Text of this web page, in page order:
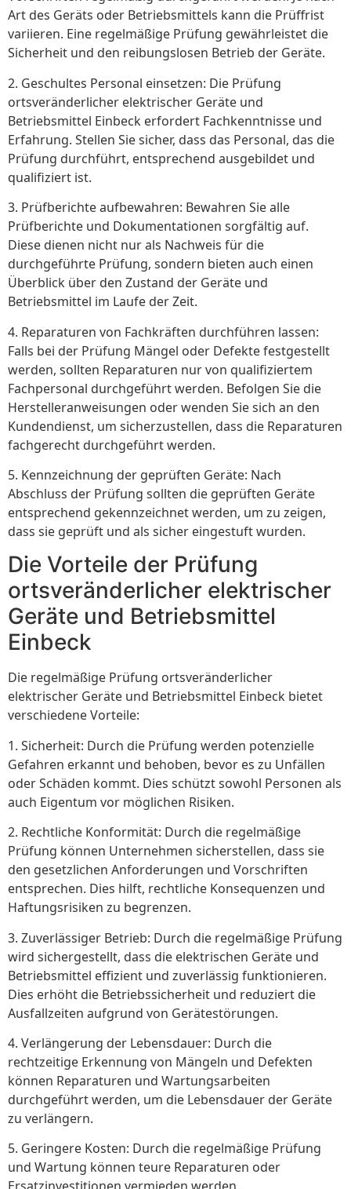
Art des Geräts oder Betriebsmittels kann die Prüffrist
variieren. Eine regelmäßige Prüfung gewährleistet die
Sicherheit und den reibungslosen Betrieb der Geräte.
2. Geschultes Personal einsetzen: Die Prüfung
ortsveränderlicher elektrischer Geräte und
Betriebsmittel Einbeck erfordert Fachkenntnisse und
Erfahrung. Stellen Sie sicher, dass das Personal, das die
Prüfung durchführt, entsprechend ausgebildet und
qualifiziert ist.
3. Prüfberichte aufbewahren: Bewahren Sie alle
Prüfberichte und Dokumentationen sorgfältig auf.
Diese dienen nicht nur als Nachweis für die
durchgeführte Prüfung, sondern bieten auch einen
Überblick über den Zustand der Geräte und
Betriebsmittel im Laufe der Zeit.
4. Reparaturen von Fachkräften durchführen lassen:
Falls bei der Prüfung Mängel oder Defekte festgestellt
werden, sollten Reparaturen nur von qualifiziertem
Fachpersonal durchgeführt werden. Befolgen Sie die
Herstelleranweisungen oder wenden Sie sich an den
Kundendienst, um sicherzustellen, dass die Reparaturen
fachgerecht durchgeführt werden.
5. Kennzeichnung der geprüften Geräte: Nach
Abschluss der Prüfung sollten die geprüften Geräte
entsprechend gekennzeichnet werden, um zu zeigen,
dass sie geprüft und als sicher eingestuft wurden.
Die Vorteile der Prüfung
ortsveränderlicher elektrischer
Geräte und Betriebsmittel
Einbeck
Die regelmäßige Prüfung ortsveränderlicher
elektrischer Geräte und Betriebsmittel Einbeck bietet
verschiedene Vorteile:
1. Sicherheit: Durch die Prüfung werden potenzielle
Gefahren erkannt und behoben, bevor es zu Unfällen
oder Schäden kommt. Dies schützt sowohl Personen als
auch Eigentum vor möglichen Risiken.
2. Rechtliche Konformität: Durch die regelmäßige
Prüfung können Unternehmen sicherstellen, dass sie
den gesetzlichen Anforderungen und Vorschriften
entsprechen. Dies hilft, rechtliche Konsequenzen und
Haftungsrisiken zu begrenzen.
3. Zuverlässiger Betrieb: Durch die regelmäßige Prüfung
wird sichergestellt, dass die elektrischen Geräte und
Betriebsmittel effizient und zuverlässig funktionieren.
Dies erhöht die Betriebssicherheit und reduziert die
Ausfallzeiten aufgrund von Gerätestörungen.
4. Verlängerung der Lebensdauer: Durch die
rechtzeitige Erkennung von Mängeln und Defekten
können Reparaturen und Wartungsarbeiten
durchgeführt werden, um die Lebensdauer der Geräte
zu verlängern.
5. Geringere Kosten: Durch die regelmäßige Prüfung
und Wartung können teure Reparaturen oder